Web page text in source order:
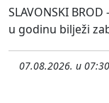
SLAVONSKI
u godinu bilježi
07.08.2026. u 07:30